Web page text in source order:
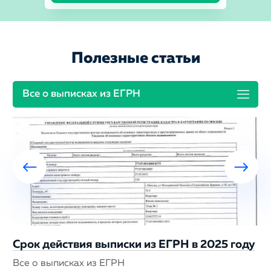
Полезные статьи
Все о выписках из ЕГРН
Срок действия выписки из ЕГРН в 2025 году
Все о выписках из ЕГРН